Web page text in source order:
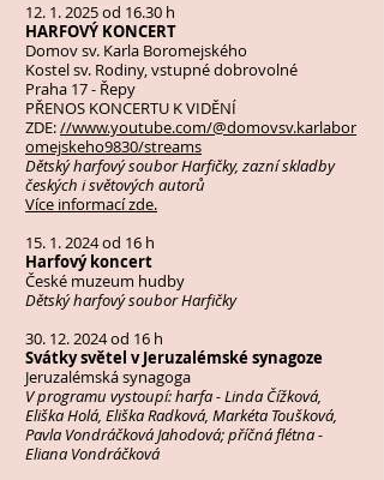
12. 1. 2025od 16.30 h
HARFOVÝ KONCERT
Domov sv. Karla Boromejského
Kostel sv. Rodiny, vstupné dobrovolné
Praha 17 - Řepy
PŘENOS KONCERTU K VIDĚNÍ
ZDE://www.youtube.com/@domovsv.karlabor
omejskeho9830/streams
Dětský harfový soubor Harfičky, zazní skladby
českých i světových autorů
Více informací zde.
15. 1. 2024od 16 h
Harfový koncert
České muzeum hudby
Dětský harfový soubor Harfičky
30. 12. 2024od 16 h
Svátky světel v Jeruzalémské synagoze
Jeruzalémská synagoga
V programu vystoupí: harfa - Linda Čížková,
Eliška Holá, Eliška Radková, Markéta Toušková,
Pavla Vondráčková Jahodová; příčná flétna -
Eliana Vondráčková